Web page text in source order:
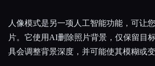
人像模式是另一项人工智能功能，可让
片。它使用AI删除照片背景，仅保留目
具会调整背景深度，并可能使其模糊或变